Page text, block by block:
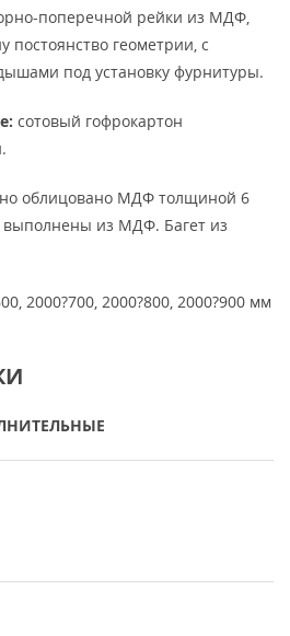
поперечной рейки из МДФ,
постоянство геометрии, с
под установку фурнитуры.
сотовый гофрокартон
облицовано МДФ толщиной 6
из МДФ. Багет из
2000?700, 2000?800, 2000?900 мм